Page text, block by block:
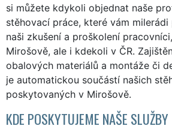
si můžete kdykoli objednat naše
stěhovací práce, které vám
naši zkušení a proškolení
Mirošově, ale i kdekoli v ČR.
obalových materiálů a montáže či
je automatickou součástí našich
poskytovaných v Mirošově.
KDE POSKYTUJEME NAŠE SLUŽBY